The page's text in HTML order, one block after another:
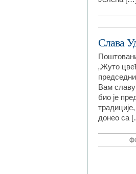
Слава
„Жуто
Вам славу
био је
донео са